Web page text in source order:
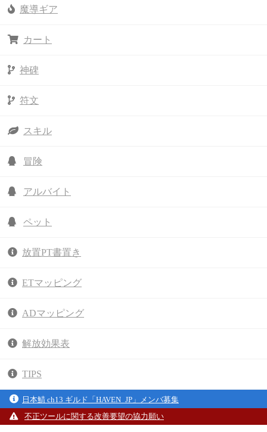
魔導ギア
カート
神碑
符文
スキル
冒険
アルバイト
ペット
放置PT書置き
ETマッピング
ADマッピング
解放効果表
TIPS
日本鯖 ch13 ギルド「HAVEN_JP」メンバ募集
不正ツールに関する改善要望の協力願い